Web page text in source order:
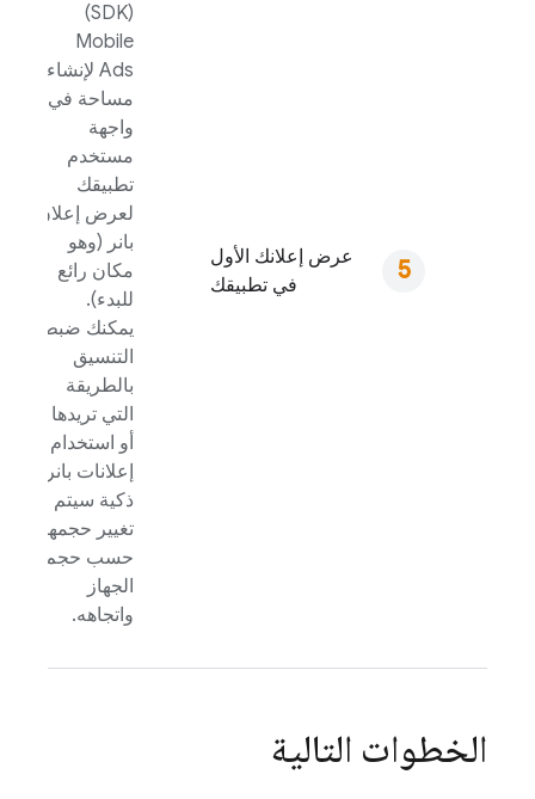
عرض إعلانك الأول
في تطبيقك
(SDK)
Mobile
Ads لإنشاء
مساحة في
واجهة
مستخدم
تطبيقك
لعرض إعلان
بانر (وهو
مكان رائع
للبدء).
يمكنك ضبط
التنسيق
بالطريقة
التي تريدها
أو استخدام
إعلانات بانر
ذكية سيتم
تغيير حجمها
حسب حجم
الجهاز
واتجاهه.
الخطوات التالية